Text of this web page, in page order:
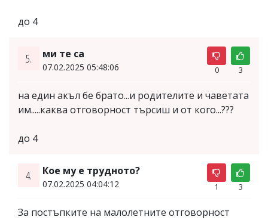
до 4
5. ми те са
07.02.2025 05:48:06 0 3
на един акъл бе брато...и родителите и чаветата
им.....каква отговорност търсиш и от кого...???
до 4
4. Кое му е трудното?
07.02.2025 04:04:12 1 3
За постъпките на малолетните отговорност